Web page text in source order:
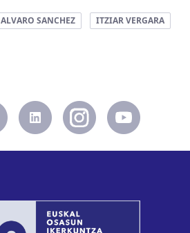
ALVARO SANCHEZ
ITZIAR VERGARA